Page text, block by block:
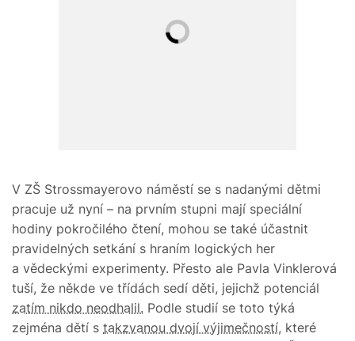
V ZŠ Strossmayerovo náměstí se s nadanými dětmi
pracuje už nyní – na prvním stupni mají speciální
hodiny pokročilého čtení, mohou se také účastnit
pravidelných setkání s hraním logických her
a vědeckými experimenty. Přesto ale Pavla Vinklerová
tuší, že někde ve třídách sedí děti, jejichž potenciál
zatím nikdo neodhalil. Podle studií se toto týká
zejména dětí s takzvanou dvojí výjimečností, které